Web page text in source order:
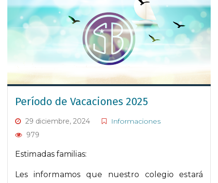
Período de Vacaciones 2025
29 diciembre, 2024
Informaciones
979
Estimadas familias:
Les informamos que nuestro colegio estará